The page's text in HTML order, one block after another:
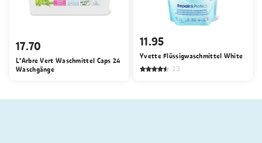
17.70
L'Arbre Vert Waschmittel Caps 24
Waschgänge
11.95
Yvette Flüssigwaschmittel White
13